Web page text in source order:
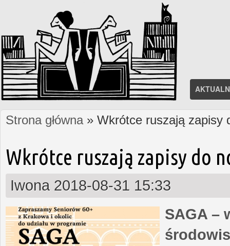
Jesteś tutaj
Strona główna» Wkrótce ruszają zapisy
Wkrótce ruszają zapisy do
Iwona 2018-08-31 15:33
SAGA –